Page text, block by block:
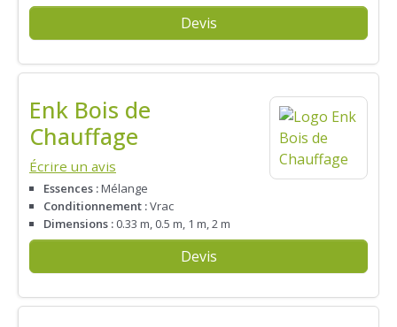
Devis
Enk Bois de
Chauffage
Écrire un avis
Essences :Mélange
Conditionnement :Vrac
Dimensions : 0.33 m, 0.5 m, 1 m, 2 m
Devis